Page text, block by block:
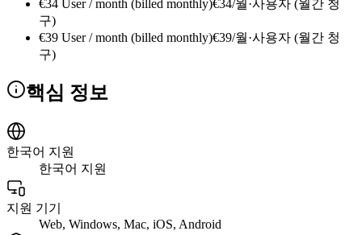
€34 User / month (billed monthly)€34/월·사용자 (월간 청
구)
€39 User / month (billed monthly)€39/월·사용자 (월간 청
구)
핵심 정보
한국어 지원
한국어 지원
지원 기기
Web, Windows, Mac, iOS, Android